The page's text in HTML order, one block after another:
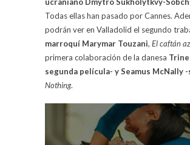
Todas ellas han pasado por Cannes.
podrán ver en Valladolid el segundo
marroquí Marymar Touzani, El caftán
primera colaboración de la danesa
segunda película- y Seamus McNally
Nothing.